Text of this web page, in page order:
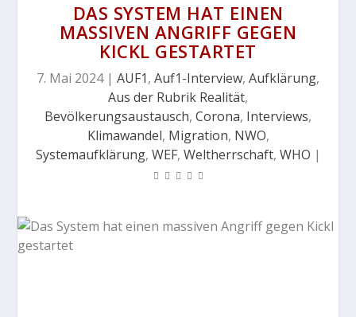
DAS SYSTEM HAT EINEN
MASSIVEN ANGRIFF GEGEN
KICKL GESTARTET
7. Mai 2024| AUF1, Auf1-Interview, Aufklärung,
Aus der Rubrik Realität,
Bevölkerungsaustausch, Corona, Interviews,
Klimawandel, Migration, NWO,
Systemaufklärung, WEF, Weltherrschaft, WHO |